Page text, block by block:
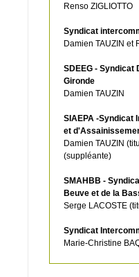
Renso ZIGLIOTTO
Syndicat
Damien TAUZIN et
SDEEG - Syndicat
Gironde
Damien TAUZIN
SIAEPA -Syndicat
et
Damien TAUZIN
(suppléante)
SMAHBB -
Beuve et de la
Serge LACOSTE
Syndicat
Marie-Christine